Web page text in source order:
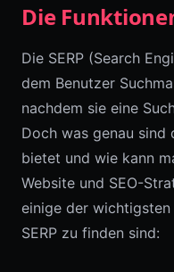
Die
Die SERP (Search
dem Benutzer
nachdem sie eine
Doch was genau sind
bietet und wie kann
Website und SEO-
einige der
SERP zu finden sind: